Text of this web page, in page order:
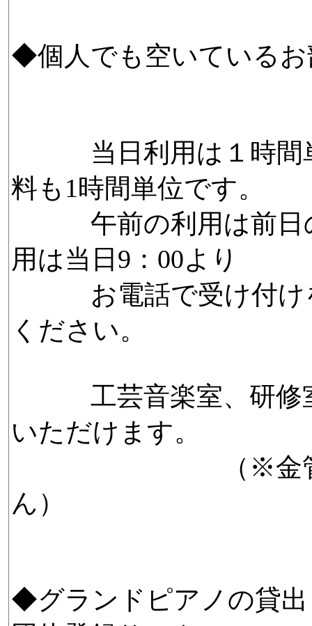
◆個人でも空いているお
当日利用は１時間単
料も1時間単位です。
午前の利用は前日の
用は当日9：00より
お電話で受け付けを
ください。
工芸音楽室、研修室
いただけます。
（※金管楽器は
ん）
◆グランドピアノの貸出